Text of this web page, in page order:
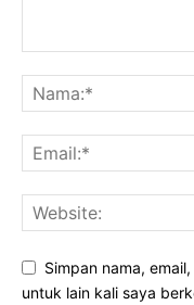
Simpan nama,
untuk lain kali saya